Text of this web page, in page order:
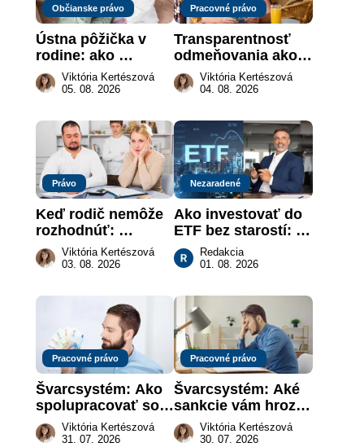
Občianske právo
Ústna pôžička v
rodine: ako
vymôcť peniaze,
keď na papieri nie
Viktória Kertészová
05. 08. 2026
Pracovné právo
Transparentnosť
odmeňovania ako
právna povinnosť:
revolúcia na
práce
Viktória Kertészová
04. 08. 2026
Právo
Keď rodič nemôže
rozhodnúť:
nahradenie prejavu
vôle súdom v
Viktória Kertészová
03. 08. 2026
Nezaradené
Ako investovať do
ETF bez starostí:
Investičné plány,
ktoré urobia prácu
Redakcia
01. 08. 2026
Pracovné právo
Švarcsystém: Ako
spolupracovať so
živnostníkom
legálne a bez
Viktória Kertészová
31. 07. 2026
Pracovné právo
Švarcsystém: Aké
sankcie vám hrozia
a prečo nestačí
zaplatiť pokutu?
Viktória Kertészová
30. 07. 2026